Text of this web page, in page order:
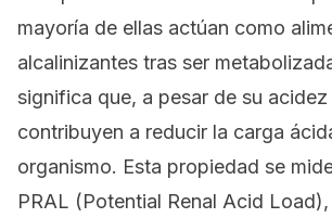
mayoría de ellas actúan como
alcalinizantes tras ser
significa que, a pesar de su acidez
contribuyen a reducir la carga
organismo. Esta propiedad se
PRAL (Potential Renal Acid Load